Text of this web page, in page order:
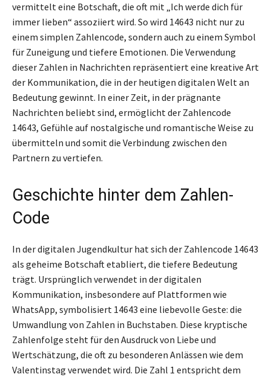
vermittelt eine Botschaft, die oft mit „Ich werde dich für
immer lieben“ assoziiert wird. So wird 14643 nicht nur zu
einem simplen Zahlencode, sondern auch zu einem Symbol
für Zuneigung und tiefere Emotionen. Die Verwendung
dieser Zahlen in Nachrichten repräsentiert eine kreative Art
der Kommunikation, die in der heutigen digitalen Welt an
Bedeutung gewinnt. In einer Zeit, in der prägnante
Nachrichten beliebt sind, ermöglicht der Zahlencode
14643, Gefühle auf nostalgische und romantische Weise zu
übermitteln und somit die Verbindung zwischen den
Partnern zu vertiefen.
Geschichte hinter dem Zahlen-
Code
In der digitalen Jugendkultur hat sich der Zahlencode 14643
als geheime Botschaft etabliert, die tiefere Bedeutung
trägt. Ursprünglich verwendet in der digitalen
Kommunikation, insbesondere auf Plattformen wie
WhatsApp, symbolisiert 14643 eine liebevolle Geste: die
Umwandlung von Zahlen in Buchstaben. Diese kryptische
Zahlenfolge steht für den Ausdruck von Liebe und
Wertschätzung, die oft zu besonderen Anlässen wie dem
Valentinstag verwendet wird. Die Zahl 1 entspricht dem